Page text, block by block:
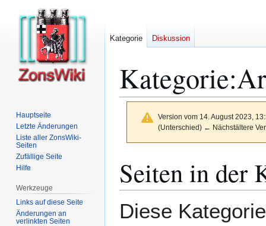
Kategorie:
Version vom 14. August 2023,
(Unterschied) ← Nächstältere
Navigation
springen
Suche
springen
Seiten in der
Diese
Kategorie Diskussion
Hauptseite
Letzte Änderungen
Liste aller ZonsWiki-
Seiten
Zufällige Seite
Hilfe
Werkzeuge
Links auf diese Seite
Änderungen an
verlinkten Seiten